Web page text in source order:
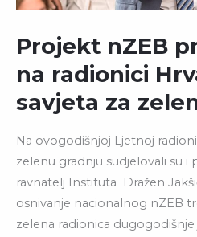
Projekt nZEB
na radionici
savjeta za
Na ovogodišnjoj Ljetnoj
zelenu gradnju sudjelovali su i
ravnatelj Instituta Dražen
osnivanje nacionalnog nZEB
zelena radionica